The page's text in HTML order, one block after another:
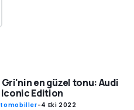
en güzel tonu: Audi
Iconic Edition
-4 Eki 2022